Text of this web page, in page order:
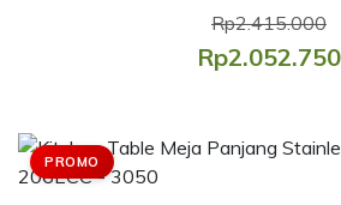
Rp2.415.000
Rp2.052.750
PROMO